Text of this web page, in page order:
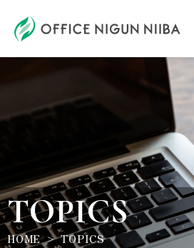
AUDITION
ARTIST
TOPICS
WORKSHOP
TOPICS
HOME
TOPICS